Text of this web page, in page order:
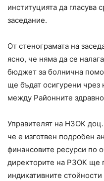
институцията да гласува
заседание.
От стенограмата на
ясно, че няма да се
бюджет за болнична
ще бъдат осигурени чрез
между Районните
Управителят на НЗОК
че е изготвен подробен
финансовите ресурси по
директорите на РЗОК ще
индикативните